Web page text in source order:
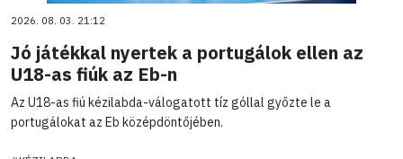
2026. 08. 03. 21:12
Jó játékkal nyertek a portugálok ellen az
U18-as fiúk az Eb-n
Az U18-as fiú kézilabda-válogatott tíz góllal győzte le a
portugálokat az Eb középdöntőjében.